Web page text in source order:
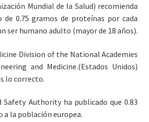
Mundial de la Salud) recomienda
de 0.75 gramos de proteínas por cada
ser humano adulto (mayor de 18 años).
Division of the National Academies
and Medicine.(Estados Unidos)
lo correcto.
Safety Authority ha publicado que 0.83
a la población europea.